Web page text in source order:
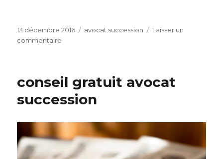
Publié
le
13 décembre 2016 Catégories
avocat succession
Laisser un
commentaire
paris
conseil gratuit avocat
succession